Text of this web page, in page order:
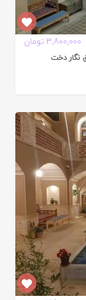
3,800,000 تومان
نگار دخت